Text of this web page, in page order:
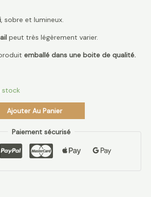
, sobre et lumineux.
peut très légèrement varier.
emballé dans une boite de qualité.
stock
Ajouter Au Panier
Paiement sécurisé